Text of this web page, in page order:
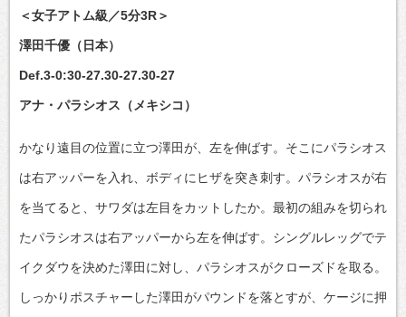
＜女子アトム級／5分3R＞
澤田千優（日本）
Def.3-0:30-27.30-27.30-27
アナ・パラシオス（メキシコ）
かなり遠目の位置に立つ澤田が、左を伸ばす。そこにパラシオス
は右アッパーを入れ、ボディにヒザを突き刺す。パラシオスが右
を当てると、サワダは左目をカットしたか。最初の組みを切られ
たパラシオスは右アッパーから左を伸ばす。シングルレッグでテ
イクダウを決めた澤田に対し、パラシオスがクローズドを取る。
しっかりポスチャーした澤田がパウンドを落とすが、ケージに押